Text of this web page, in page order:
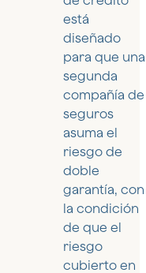
está
diseñado
para que una
segunda
compañía de
seguros
asuma el
riesgo de
doble
garantía, con
la condición
de que el
riesgo
cubierto en